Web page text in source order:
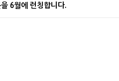
6월에 런칭합니다.